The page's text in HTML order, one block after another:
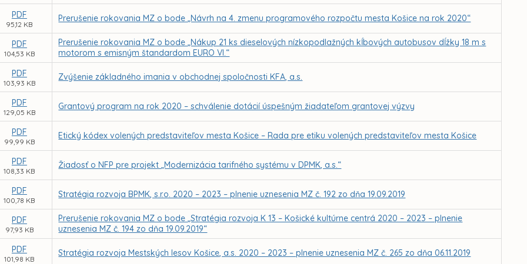
PDF
95,12 KB
Prerušenie rokovania MZ o bode „Návrh na 4. zmenu programového rozpočtu mesta Košice na rok 2020“
PDF
104,53 KB
Prerušenie rokovania MZ o bode „Nákup 21 ks dieselových nízkopodlažných kĺbových autobusov dĺžky 18 m s
motorom s emisným štandardom EURO VI.“
PDF
103,93 KB
Zvýšenie základného imania v obchodnej spoločnosti KFA, a.s.
PDF
129,05 KB
Grantový program na rok 2020 – schválenie dotácií úspešným žiadateľom grantovej výzvy
PDF
99,99 KB
Etický kódex volených predstaviteľov mesta Košice – Rada pre etiku volených predstaviteľov mesta Košice
PDF
108,33 KB
Žiadosť o NFP pre projekt „Modernizácia tarifného systému v DPMK, a.s.“
PDF
100,78 KB
Stratégia rozvoja BPMK, s.r.o. 2020 – 2023 – plnenie uznesenia MZ č. 192 zo dňa 19.09.2019
PDF
97,93 KB
Prerušenie rokovania MZ o bode „Stratégia rozvoja K 13 – Košické kultúrne centrá 2020 – 2023 – plnenie
uznesenia MZ č. 194 zo dňa 19.09.2019“
PDF
101,98 KB
Stratégia rozvoja Mestských lesov Košice, a.s. 2020 – 2023 – plnenie uznesenia MZ č. 265 zo dňa 06.11.2019